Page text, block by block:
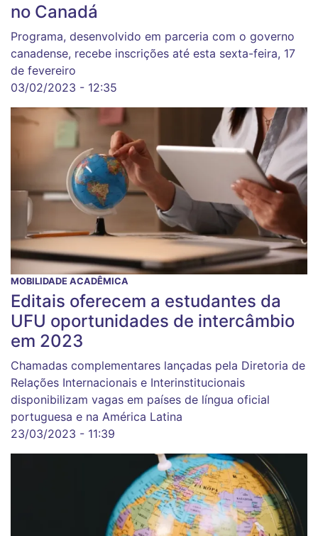
no Canadá
Programa, desenvolvido em parceria com o governo
canadense, recebe inscrições até esta sexta-feira, 17
de fevereiro
03/02/2023 - 12:35
MOBILIDADE ACADÊMICA
Editais oferecem a estudantes da
UFU oportunidades de intercâmbio
em 2023
Chamadas complementares lançadas pela Diretoria de
Relações Internacionais e Interinstitucionais
disponibilizam vagas em países de língua oficial
portuguesa e na América Latina
23/03/2023 - 11:39